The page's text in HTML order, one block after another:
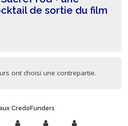
de sortie du film
ont choisi une contrepartie.
CredoFunders